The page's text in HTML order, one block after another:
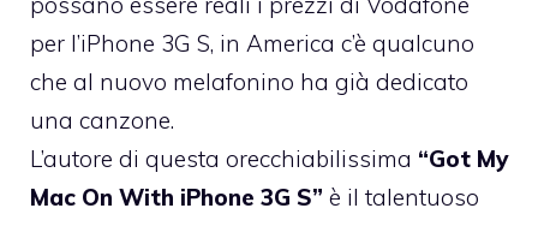
per l’iPhone 3G S, in America c’è qualcuno
che al nuovo melafonino ha già dedicato
una canzone.
L’autore di questa orecchiabilissima “Got My
Mac On With iPhone 3G S” è il talentuoso